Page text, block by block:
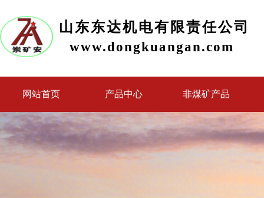
山东东达机电有限责任公司
www.dongkuangan.com
网站首页 产品中心 非煤矿产品